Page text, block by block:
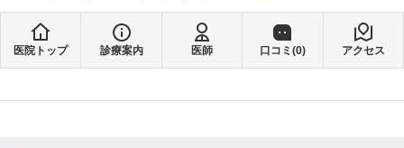
医院トップ 診療案内 医師 口コミ(0) アクセス